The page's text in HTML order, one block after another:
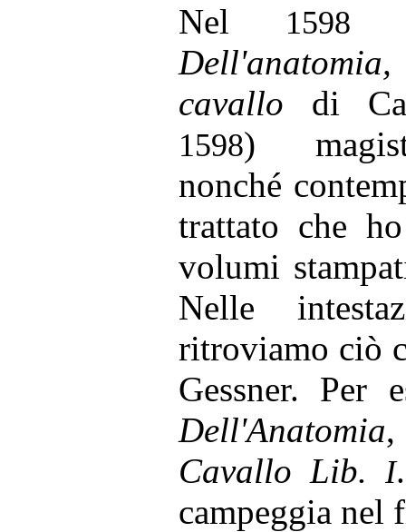
Nel
1598
cavallo di
1598)
nonché
trattato che
volumi
Nelle
ritroviamo ciò
Gessner. Per
Dell'Anatomia
Cavallo Lib. I
campeggia nel